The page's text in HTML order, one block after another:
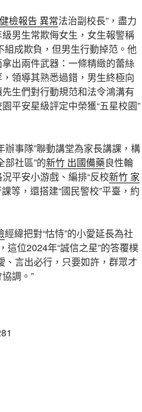
檢報告 異常法治副校長”，盡力
男生常欺侮女生，女生報警稱
組成欺負，但男生行動掉范。他
出兩件武器：一條精緻的蕾絲
領導其熟悉過錯，男生終極向
生們對行動規范和法令鴻溝有
平安星級評定中榮獲“五星校園”
辦事隊”聯動講堂為家長講課，構
部社區”的新竹 出國備藥良性輪
平安小游戲、編排“反校新竹 家
等，還搭建“國民警校”平臺，約
經緯把對“怙恃”的小愛延長為社
位2024年“誠信之星”的答覆樸
、言出必行，只要如許，群眾才
調。”